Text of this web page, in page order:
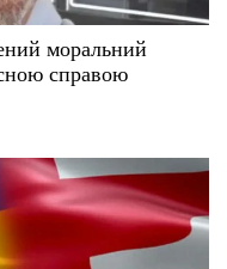
моральний
справою